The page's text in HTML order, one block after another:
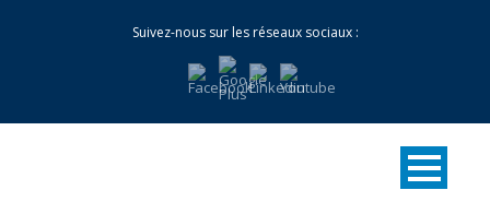
Suivez-nous sur les réseaux sociaux :